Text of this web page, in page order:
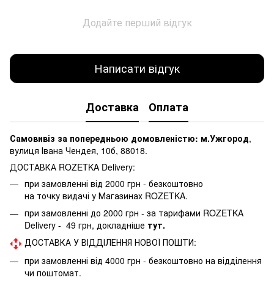
Додайте перший відгук
Написати відгук
Доставка Оплата
Самовивіз за попередньою домовленістю: м.Ужгород,
вулиця Івана Чендея, 10б, 88018.
ДОСТАВКА ROZETKA Delivery:
при замовленні від 2000 грн - безкоштовно
на точку видачі у Магазинах ROZETKA.
при замовленні до 2000 грн - за тарифами ROZETKA
Delivery - 49 грн, докладніше тут.
ДОСТАВКА У ВІДДІЛЕННЯ НОВОЇ ПОШТИ:
при замовленні від 4000 грн - безкоштовно на відділення
чи поштомат.